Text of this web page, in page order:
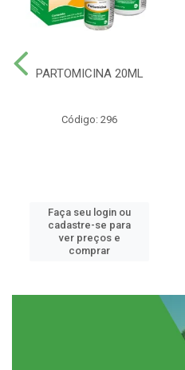
PARTOMICINA 20ML
Código: 296
Faça seu login ou
cadastre-se para
ver preços e
comprar